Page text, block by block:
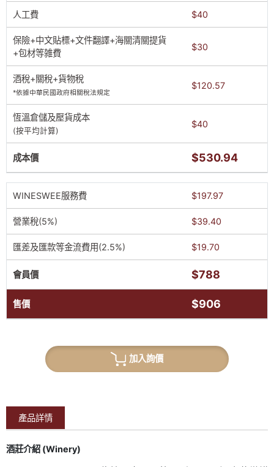
人工費 $40
保險+中文貼標+文件翻譯+海關清關提貨
+包材等雑費
$30
酒稅+關稅+貨物稅
*依據中華民國政府相關稅法規定
$120.57
恆溫倉儲及壓貨成本
(按平均計算)
$40
成本價 $530.94
WINESWEE服務費 $197.97
營業稅(5%) $39.40
匯差及匯款等金流費用(2.5%) $19.70
會員價 $788
售價 $906
加入詢價
產品詳情
酒莊介紹 (Winery)